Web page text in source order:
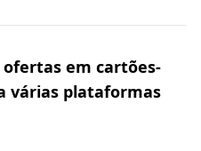
ofertas em cartões-
várias plataformas